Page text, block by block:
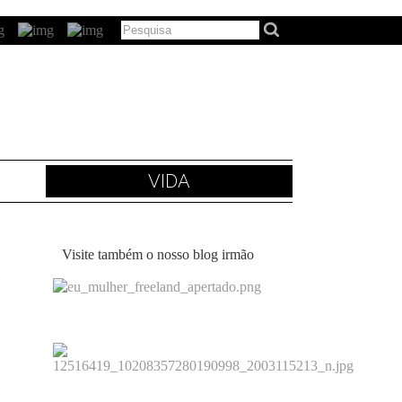
VIDA
Visite também o nosso blog irmão